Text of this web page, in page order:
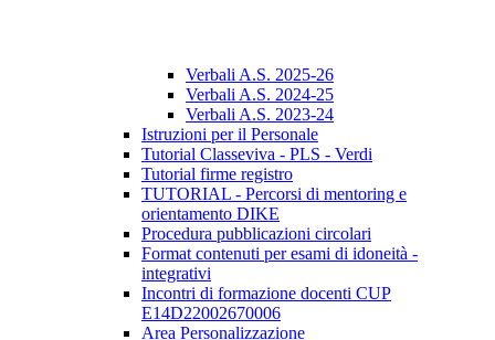
Verbali A.S. 2025-26
Verbali A.S. 2024-25
Verbali A.S. 2023-24
Istruzioni per il Personale
Tutorial Classeviva - PLS - Verdi
Tutorial firme registro
TUTORIAL - Percorsi di mentoring e
orientamento DIKE
Procedura pubblicazioni circolari
Format contenuti per esami di idoneità -
integrativi
Incontri di formazione docenti CUP
E14D22002670006
Area Personalizzazione